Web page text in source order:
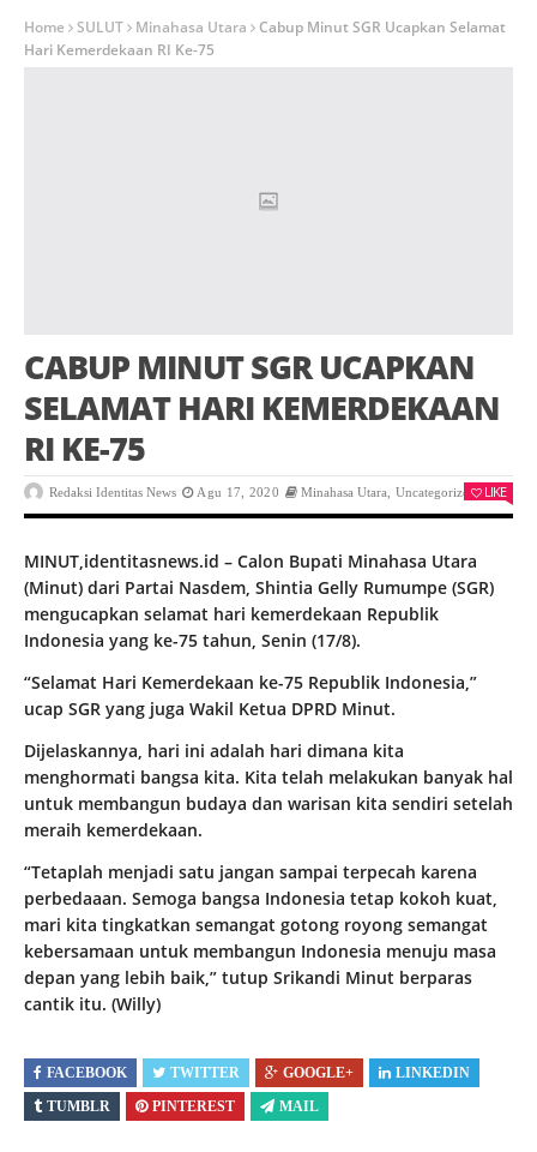
Home SULUT Minahasa Utara
Cabup Minut SGR Ucapkan Selamat
Hari Kemerdekaan RI Ke-75
CABUP MINUT SGR UCAPKAN
SELAMAT HARI KEMERDEKAAN
RI KE-75
Redaksi Identitas News Agu 17, 2020 Minahasa Utara Uncategorized 0
LIKE
MINUT,identitasnews.id – Calon Bupati Minahasa Utara
(Minut) dari Partai Nasdem, Shintia Gelly Rumumpe (SGR)
mengucapkan selamat hari kemerdekaan Republik
Indonesia yang ke-75 tahun, Senin (17/8).
“Selamat Hari Kemerdekaan ke-75 Republik Indonesia,”
ucap SGR yang juga Wakil Ketua DPRD Minut.
Dijelaskannya, hari ini adalah hari dimana kita
menghormati bangsa kita. Kita telah melakukan banyak hal
untuk membangun budaya dan warisan kita sendiri setelah
meraih kemerdekaan.
“Tetaplah menjadi satu jangan sampai terpecah karena
perbedaaan. Semoga bangsa Indonesia tetap kokoh kuat,
mari kita tingkatkan semangat gotong royong semangat
kebersamaan untuk membangun Indonesia menuju masa
depan yang lebih baik,” tutup Srikandi Minut berparas
cantik itu. (Willy)
FACEBOOK TWITTER GOOGLE+
LINKEDIN
TUMBLR
PINTEREST MAIL